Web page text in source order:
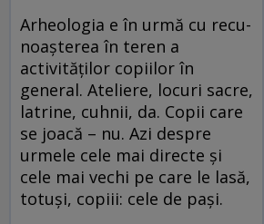
Arheologia e în urmă cu re­cu­
noaș­terea în teren a
activităților copiilor în
general. Ateliere, locuri sacre,
latrine, cuhnii, da. Copii care
se joacă – nu. Azi despre
urmele cele mai directe și
cele mai vechi pe care le lasă,
totuși, copiii: cele de pași.